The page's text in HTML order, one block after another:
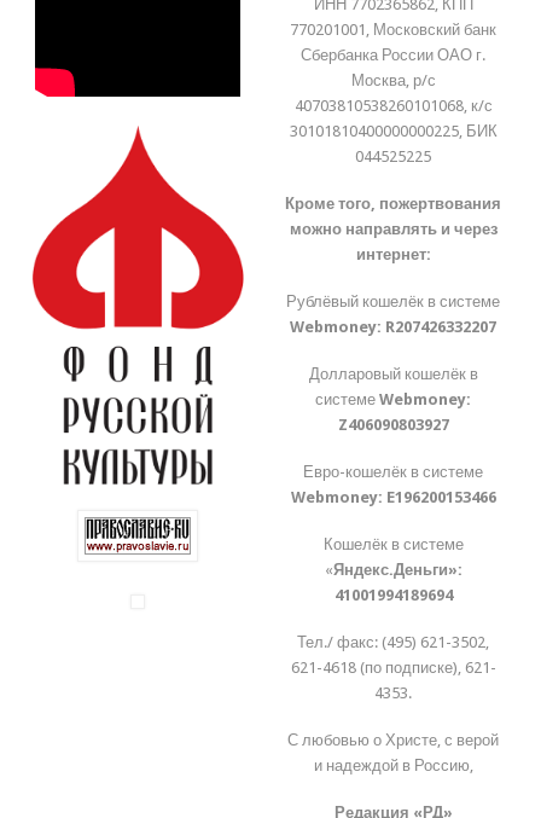
ИНН 7702365862, КПП
770201001, Московский банк
Сбербанка России ОАО г.
Москва, р/с
40703810538260101068, к/с
30101810400000000225, БИК
044525225
Кроме того, пожертвования
можно направлять и через
интернет:
Рублёвый кошелёк в системе
Webmoney: R207426332207
Долларовый кошелёк в
системеWebmoney:
Z406090803927
Евро-кошелёк в системе
Webmoney: E196200153466
Кошелёк в системе
«Яндекс.Деньги»:
41001994189694
Тел./ факс: (495) 621-3502,
621-4618 (по подписке), 621-
4353.
С любовью о Христе, с верой
и надеждой в Россию,
Редакция «РД»